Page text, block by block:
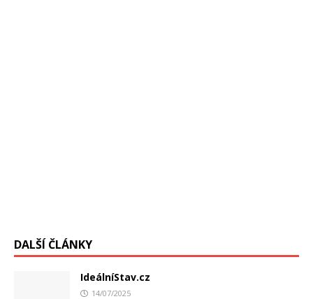
DALŠÍ ČLÁNKY
IdeálníStav.cz
14/07/2025